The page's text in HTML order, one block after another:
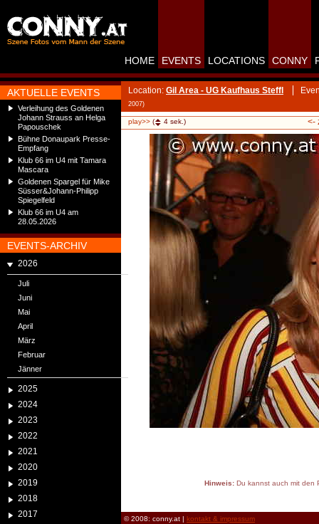
AKTUELLE EVENTS
Verleihung des Goldenen
Johann Strauss an Helga
Papouschek
Bühne Donaupark Presse-
Empfang
Klub 66 im U4 mit Tamara
Mascara
Goldenen Spargel für Mike
Süsser&Johann-Philipp
Spiegelfeld
Klub 66 im U4 am
28.05.2026
EVENTS-ARCHIV
2026
Juli
Juni
Mai
April
März
Februar
Jänner
2025
2024
2023
2022
2021
2020
2019
2018
2017
HOME EVENTS LOCATIONS CONNY
Location: Gil Area - UG Kaufhaus Steffl
2007)
play>> ( 4 sek.) <-
Hinweis:Du kannst auch mit den
© 2008: conny.at | kontakt & impressum